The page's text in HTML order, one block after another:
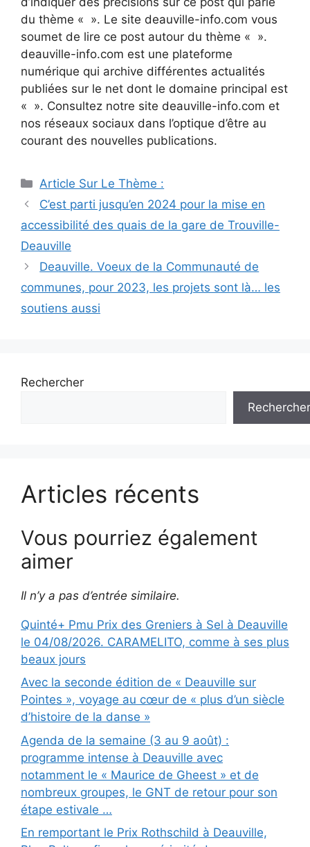
du thème « ». Le site deauville-info.com vous
soumet de lire ce post autour du thème « ».
deauville-info.com est une plateforme
numérique qui archive différentes actualités
publiées sur le net dont le domaine principal est
« ». Consultez notre site deauville-info.com et
nos réseaux sociaux dans l’optique d’être au
courant des nouvelles publications.
Catégories
Article Sur Le Thème :
Navigation
des
C’est parti jusqu’en 2024 pour la mise en
accessibilité des quais de la gare de Trouville-
Deauville
Deauville. Voeux de la Communauté de
communes, pour 2023, les projets sont là… les
soutiens aussi
Rechercher
Rechercher
Articles récents
Vous pourriez également
aimer
Il n’y a pas d’entrée similaire.
Quinté+ Pmu Prix des Greniers à Sel à Deauville
le 04/08/2026. CARAMELITO, comme à ses plus
beaux jours
Avec la seconde édition de « Deauville sur
Pointes », voyage au cœur de « plus d’un siècle
d’histoire de la danse »
Agenda de la semaine (3 au 9 août) :
programme intense à Deauville avec
notamment le « Maurice de Gheest » et de
nombreux groupes, le GNT de retour pour son
étape estivale …
En remportant le Prix Rothschild à Deauville,